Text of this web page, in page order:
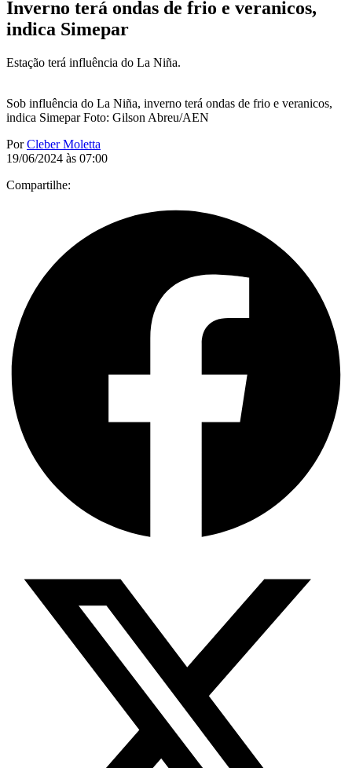
Inverno terá ondas de frio e veranicos,
indica Simepar
Estação terá influência do La Niña.
Sob influência do La Niña, inverno terá ondas de frio e veranicos,
indica Simepar Foto: Gilson Abreu/AEN
PorCleber Moletta
19/06/2024 às 07:00
Compartilhe: